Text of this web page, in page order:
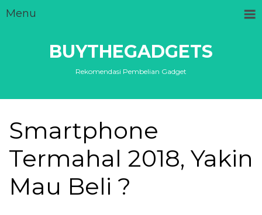
Menu
BUYTHEGADGETS
Rekomendasi Pembelian Gadget
Smartphone
Termahal 2018, Yakin
Mau Beli ?